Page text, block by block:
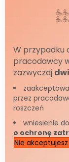
W przypadku
pracodawcy
zazwyczaj
przez
roszczeń
wniesienie
o ochronę
Nie